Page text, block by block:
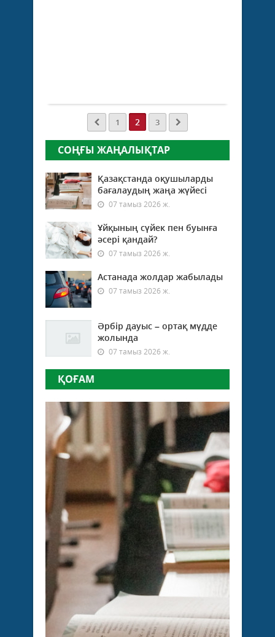
1 2 3
СОҢҒЫ ЖАҢАЛЫҚТАР
Қазақстанда оқушыларды
бағалаудың жаңа жүйесі
07 тамыз 2026 ж.
Ұйқының сүйек пен буынға
әсері қандай?
07 тамыз 2026 ж.
Астанада жолдар жабылады
07 тамыз 2026 ж.
Әрбір дауыс – ортақ мүдде
жолында
07 тамыз 2026 ж.
ҚОҒАМ